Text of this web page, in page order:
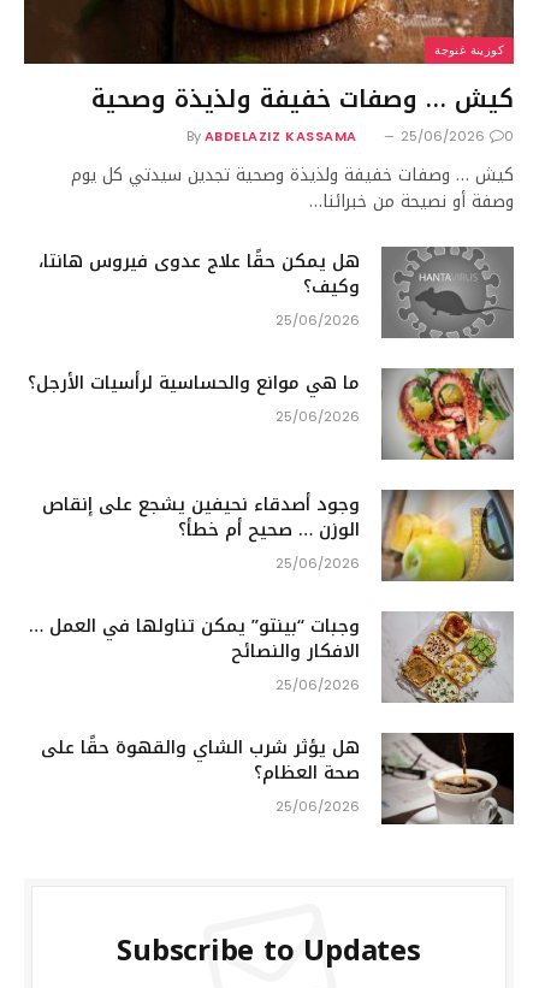
كوزينة غنوجة
كيش … وصفات خفيفة ولذيذة وصحية
By ABDELAZIZ KASSAMA 25/06/2026 0
كيش … وصفات خفيفة ولذيذة وصحية تجدين سيدتي كل يوم
وصفة أو نصيحة من خبرائنا…
هل يمكن حقًا علاج عدوى فيروس هانتا،
وكيف؟
25/06/2026
ما هي موانع والحساسية لرأسيات الأرجل؟
25/06/2026
وجود أصدقاء نحيفين يشجع على إنقاص
الوزن … صحيح أم خطأ؟
25/06/2026
وجبات “بينتو” يمكن تناولها في العمل …
الافكار والنصائح
25/06/2026
هل يؤثر شرب الشاي والقهوة حقًا على
صحة العظام؟
25/06/2026
Subscribe to Updates